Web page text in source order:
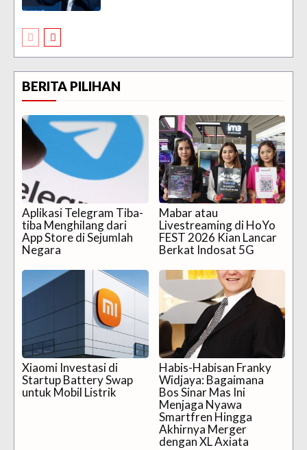
BERITA PILIHAN
Aplikasi Telegram Tiba-
tiba Menghilang dari
App Store di Sejumlah
Negara
Mabar atau
Livestreaming di HoYo
FEST 2026 Kian Lancar
Berkat Indosat 5G
Xiaomi Investasi di
Startup Battery Swap
untuk Mobil Listrik
Habis-Habisan Franky
Widjaya: Bagaimana
Bos Sinar Mas Ini
Menjaga Nyawa
Smartfren Hingga
Akhirnya Merger
dengan XL Axiata